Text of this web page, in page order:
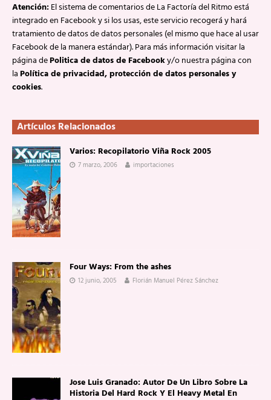
Atención:El sistema de comentarios de La Factoría del Ritmo está
integrado en Facebook y si los usas, este servicio recogerá y hará
tratamiento de datos de datos personales (el mismo que hace al usar
Facebook de la manera estándar). Para más información visitar la
página dePolitica de datos de Facebooky/o nuestra página con
laPolítica de privacidad, protección de datos personales y
cookies.
Artículos Relacionados
Varios: Recopilatorio Viña Rock 2005
7 marzo, 2006 importaciones
Four Ways: From the ashes
12 junio, 2005 Florián Manuel Pérez Sánchez
Jose Luis Granado: Autor De Un Libro Sobre La
Historia Del Hard Rock Y El Heavy Metal En